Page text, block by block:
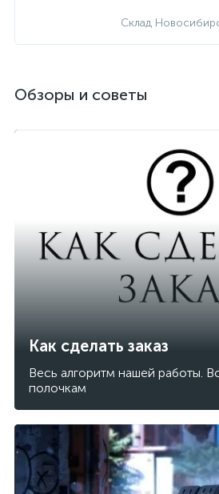
Склад
Обзоры и советы
Как сделать заказ
Весь алгоритм нашей работы.
полочкам